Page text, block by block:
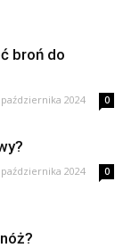
broń do
2024 0
października 2024 0